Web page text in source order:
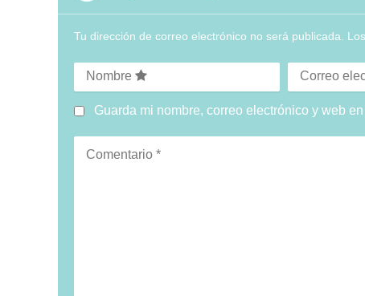
Tu dirección de correo electrónico no será publicada.
Nombre Correo
Guarda mi nombre, correo electrónico y web
Comentario *